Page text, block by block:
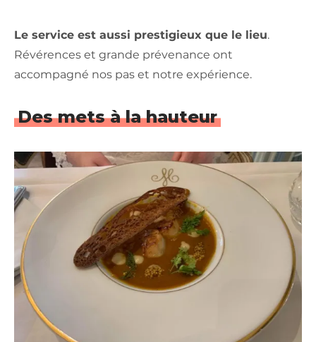
Le service est aussi prestigieux que le lieu.
Révérences et grande prévenance ont
accompagné nos pas et notre expérience.
Des mets à la hauteur